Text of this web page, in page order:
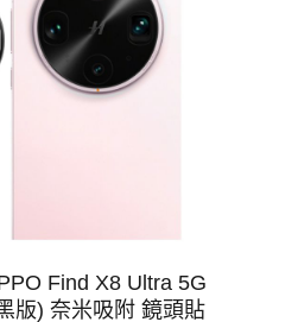
Find X8 Ultra 5G
版) 奈米吸附 鏡頭貼